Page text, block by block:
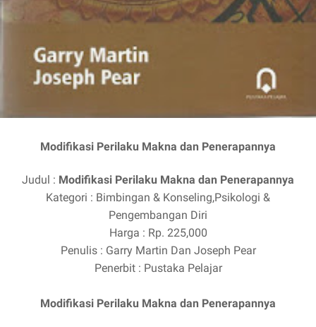
Modifikasi Perilaku Makna dan Penerapannya
Judul : Modifikasi Perilaku Makna dan Penerapannya
Kategori : Bimbingan & Konseling,Psikologi &
Pengembangan Diri
Harga : Rp. 225,000
Penulis : Garry Martin Dan Joseph Pear
Penerbit : Pustaka Pelajar
Modifikasi Perilaku Makna dan Penerapannya